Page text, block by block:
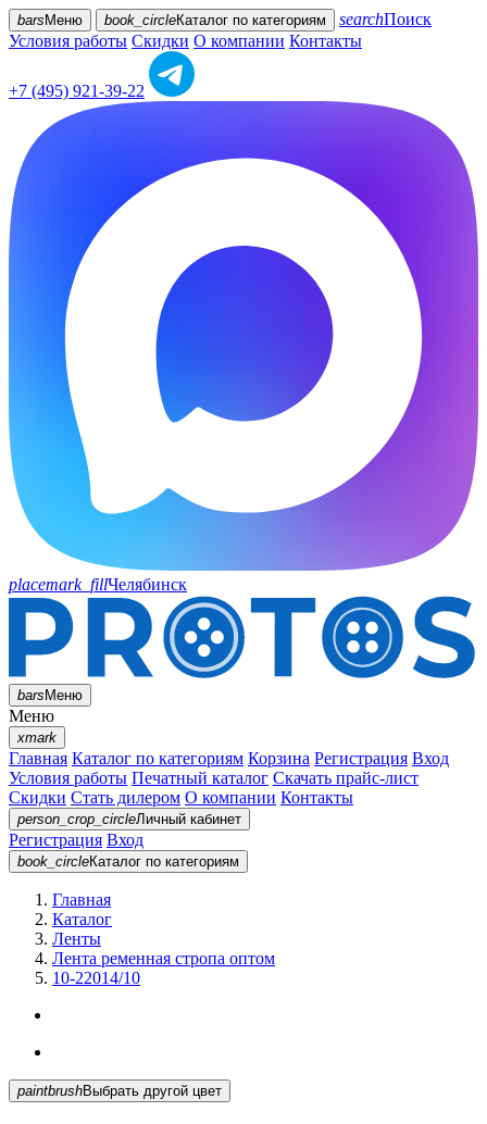
bars Меню book_circleКаталог по категориям searchПоиск
Условия работы Скидки О компании Контакты
+7 (495) 921-39-22
placemark_fillЧелябинск
barsМеню
Меню
xmark
Главная Каталог по категориям Корзина Регистрация Вход
Условия работы Печатный каталог Скачать прайс-лист
Скидки Стать дилером О компании Контакты
person_crop_circleЛичный кабинет
Регистрация Вход
book_circleКаталог по категориям
Главная
Каталог
Ленты
Лента ременная стропа оптом
10-22014/10
paintbrush Выбрать другой цвет